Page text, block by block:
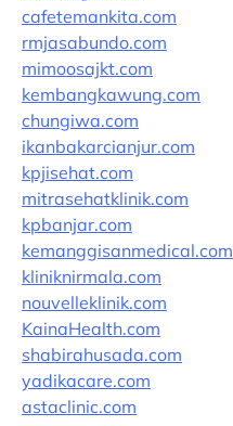
cafetemankita.com
rmjasabundo.com
mimoosajkt.com
kembangkawung.com
chungiwa.com
ikanbakarcianjur.com
kpjisehat.com
mitrasehatklinik.com
kpbanjar.com
kemanggisanmedical.com
kliniknirmala.com
nouvelleklinik.com
KainaHealth.com
shabirahusada.com
yadikacare.com
astaclinic.com